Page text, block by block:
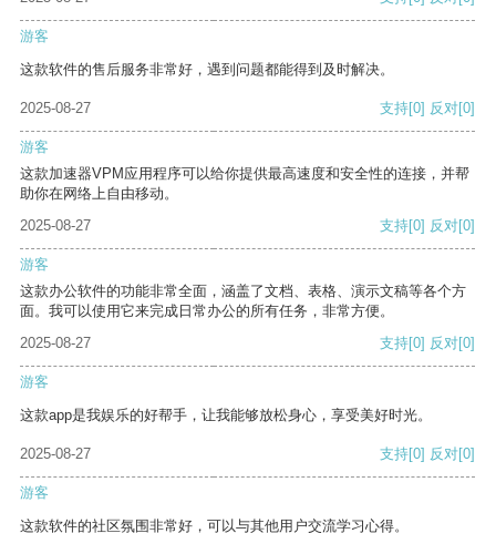
游客
这款软件的售后服务非常好，遇到问题都能得到及时解决。
2025-08-27 支持[0] 反对[0]
游客
这款加速器VPM应用程序可以给你提供最高速度和安全性的连接，并帮
助你在网络上自由移动。
2025-08-27
支持[0] 反对[0]
游客
这款办公软件的功能非常全面，涵盖了文档、表格、演示文稿等各个方
面。我可以使用它来完成日常办公的所有任务，非常方便。
2025-08-27
支持[0] 反对[0]
游客
这款app是我娱乐的好帮手，让我能够放松身心，享受美好时光。
2025-08-27 支持[0] 反对[0]
游客
这款软件的社区氛围非常好，可以与其他用户交流学习心得。